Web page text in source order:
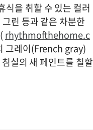
식을 취할 수 있는 컬러
린 등과 같은 차분한
rhythmofthehome.c
그레이(French gray)
실의 새 페인트를 칠할